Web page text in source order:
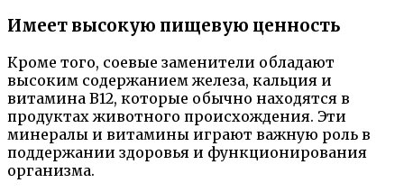
Имеет высокую пищевую ценность
Кроме того, соевые заменители обладают
высоким содержанием железа, кальция и
витамина В12, которые обычно находятся в
продуктах животного происхождения. Эти
минералы и витамины играют важную роль в
поддержании здоровья и функционирования
организма.